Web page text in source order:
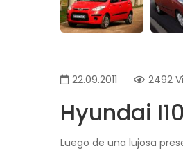
22.09.2011 2492
Hyundai
Luego de una lujosa